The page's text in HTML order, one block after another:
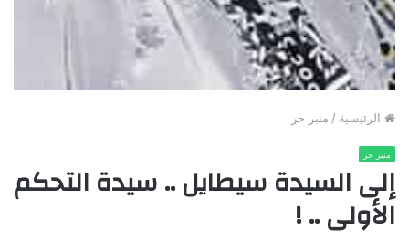
الرئيسية / منبر حر
منبر حر
إلى السيدة سيطايل .. سيدة التحكم
الأولى .. !